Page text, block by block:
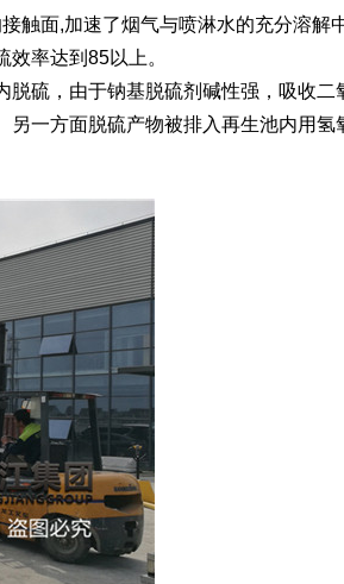
触面,加速了烟气与喷淋水的充分溶解
率达到85以上。
脱硫，由于钠基脱硫剂碱性强，吸收二
另一方面脱硫产物被排入再生池内用氢